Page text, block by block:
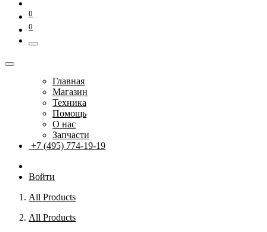
0
0
Главная
Магазин
Техника
Помощь
О нас
Запчасти
+7 (495) 774-19-19
Войти
All Products
All Products